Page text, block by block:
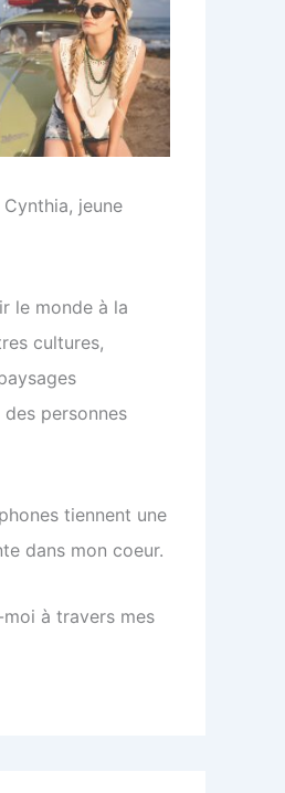
Cynthia, jeune
le monde à la
cultures,
personnes
tiennent une
dans mon coeur.
à travers mes